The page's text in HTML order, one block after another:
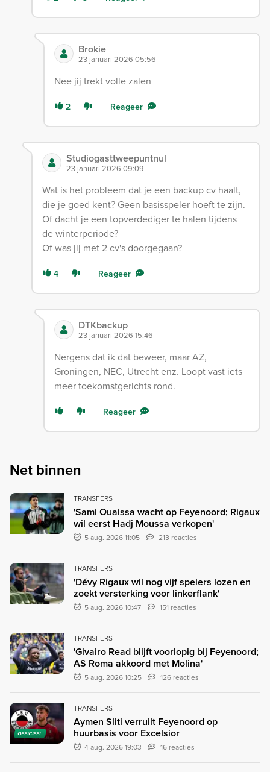
Brokie
23 januari 2026 05:56
Nee jij trekt volle zalen
2 Reageer
Studiogasttweepuntnul
23 januari 2026 09:09
Wat is het probleem dat je een backup cv haalt,
die je goed kent? Geen basisspeler hoeft te zijn.
Of dacht je een topverdediger te halen tijdens
de winterperiode?
Of was jij met 2 cv's doorgegaan?
4 Reageer
DTKbackup
23 januari 2026 15:46
Nergens dat ik dat beweer, maar AZ,
Groningen, NEC, Utrecht enz. Loopt vast iets
meer toekomstgerichts rond.
Reageer
Net binnen
TRANSFERS
'Sami Ouaissa wacht op Feyenoord; Rigaux
wil eerst Hadj Moussa verkopen'
5 aug. 2026 11:05 213 reacties
TRANSFERS
'Dévy Rigaux wil nog vijf spelers lozen en
zoekt versterking voor linkerflank'
5 aug. 2026 10:47 151 reacties
TRANSFERS
'Givairo Read blijft voorlopig bij Feyenoord;
AS Roma akkoord met Molina'
5 aug. 2026 10:25 126 reacties
OFFICIEEL
TRANSFERS
Aymen Sliti verruilt Feyenoord op
huurbasis voor Excelsior
4 aug. 2026 19:03 16 reacties